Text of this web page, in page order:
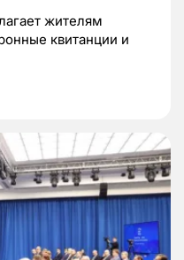
жителям
квитанции и